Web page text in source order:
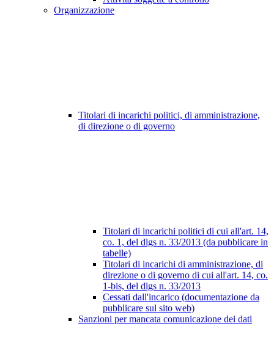
Organizzazione
Titolari di incarichi politici, di amministrazione,
di direzione o di governo
Titolari di incarichi politici di cui all'art. 14,
co. 1, del dlgs n. 33/2013 (da pubblicare in
tabelle)
Titolari di incarichi di amministrazione, di
direzione o di governo di cui all'art. 14, co.
1-bis, del dlgs n. 33/2013
Cessati dall'incarico (documentazione da
pubblicare sul sito web)
Sanzioni per mancata comunicazione dei dati